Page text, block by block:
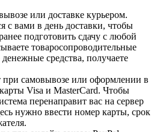
или доставке курьером.
с вами в день доставки, чтобы
подготовить сдачу с любой
товаросопроводительные
средства, получаете
при самовывозе или оформлении в
Visa и MasterCard. Чтобы
перенаправит вас на сервер
нужно ввести номер карты, срок